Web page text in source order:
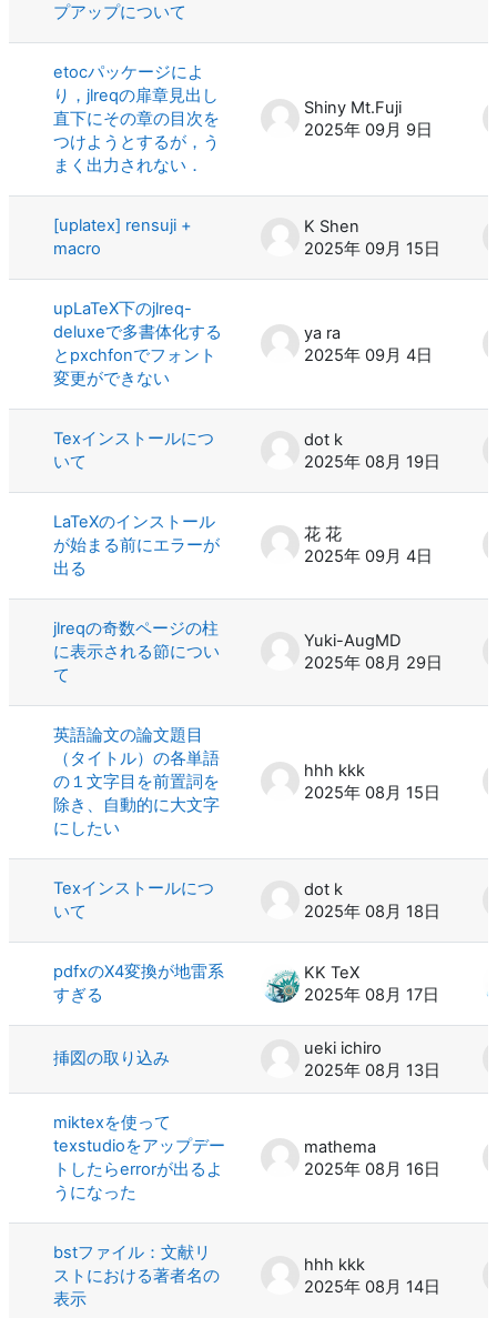
プアップについて
etocパッケージによ
り，jlreqの扉章見出し
直下にその章の目次を
つけようとするが，う
まく出力されない．
Shiny Mt.Fuji
2025年 09月 9日
[uplatex] rensuji +
macro
K Shen
2025年 09月 15日
upLaTeX下のjlreq-
deluxeで多書体化する
とpxchfonでフォント
変更ができない
ya ra
2025年 09月 4日
Texインストールにつ
いて
dot k
2025年 08月 19日
LaTeXのインストール
が始まる前にエラーが
出る
花 花
2025年 09月 4日
jlreqの奇数ページの柱
に表示される節につい
て
Yuki-AugMD
2025年 08月 29日
英語論文の論文題目
（タイトル）の各単語
の１文字目を前置詞を
除き、自動的に大文字
にしたい
hhh kkk
2025年 08月 15日
Texインストールにつ
いて
dot k
2025年 08月 18日
pdfxのX4変換が地雷系
すぎる
KK TeX
2025年 08月 17日
挿図の取り込み
ueki ichiro
2025年 08月 13日
miktexを使って
texstudioをアップデー
トしたらerrorが出るよ
うになった
mathema
2025年 08月 16日
bstファイル：文献リ
ストにおける著者名の
表示
hhh kkk
2025年 08月 14日